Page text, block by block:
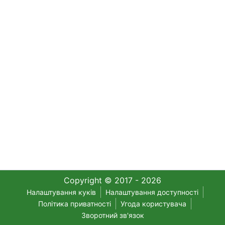
Copyright © 2017 - 2026
Налаштування куків
Налаштування доступності
Політика приватності
Угода користувача
Зворотний зв'язок